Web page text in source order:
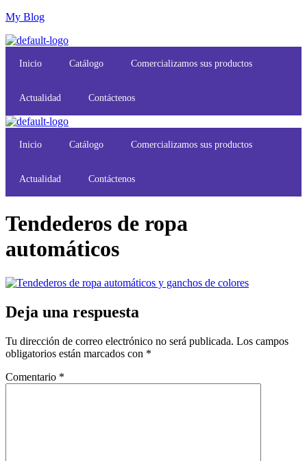
My Blog
Inicio Catálogo Comercializamos sus productos
Actualidad Contáctenos
Inicio Catálogo Comercializamos sus productos
Actualidad Contáctenos
Tendederos de ropa
automáticos
Deja una respuesta
Tu dirección de correo electrónico no será publicada. Los campos
obligatorios están marcados con *
Comentario *